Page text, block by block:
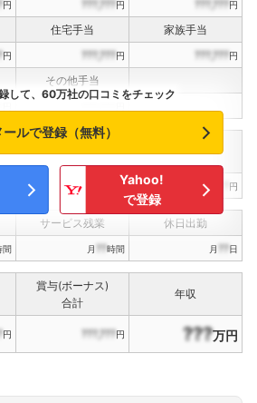
円 ???,???円 ???,???円
住宅手当
家族手当
円 ???,???円 ???,???円
その他手当
インセンティブ賞与
決算賞与
???,??? 円 ???,??? 円
サービス残業 休日出勤
間 月 ??時間 月 ??日
賞与(ボーナス)
合計
年収
円 ???,???円 ???万円
して、60万社の口コミをチェック
ールで登録（無料）
Yahoo!
で登録